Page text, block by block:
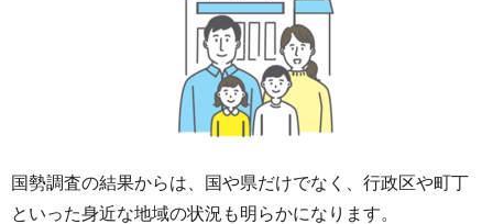
国勢調査の結果からは、国や県だけでなく、行政区や町丁
といった身近な地域の状況も明らかになります。